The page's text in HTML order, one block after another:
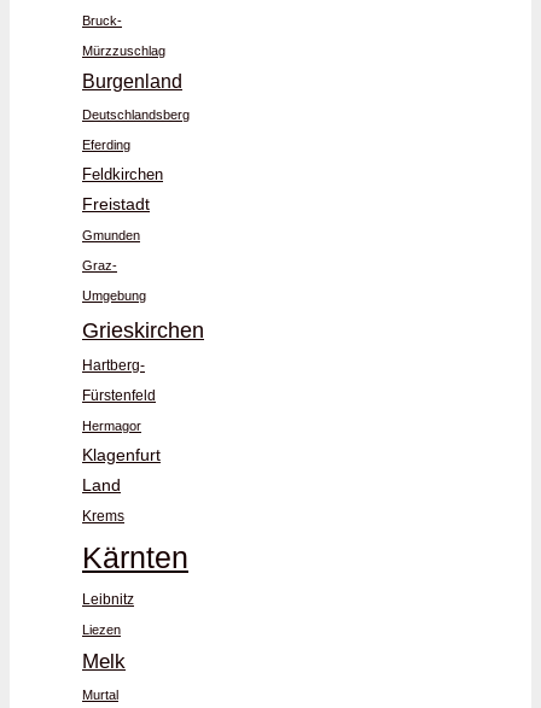
Bruck-
Mürzzuschlag
Burgenland
Deutschlandsberg
Eferding
Feldkirchen
Freistadt
Gmunden
Graz-
Umgebung
Grieskirchen
Hartberg-
Fürstenfeld
Hermagor
Klagenfurt
Land
Krems
Kärnten
Leibnitz
Liezen
Melk
Murtal